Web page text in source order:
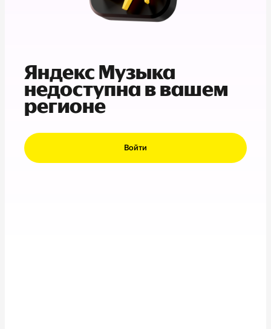
Яндекс Музыка
недоступна в вашем
регионе
Войти